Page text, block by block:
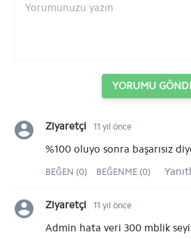
YORUMU
Ziyaretçi 11 yıl önce
%100 oluyo sonra başarısız
BEĞEN (0) BEĞENME (0)
Ziyaretçi 11 yıl önce
Admin hata veri 300 mblik